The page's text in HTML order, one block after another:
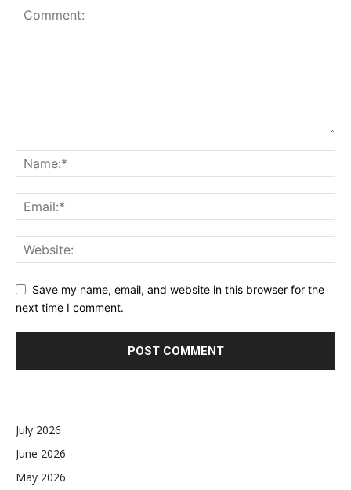
Save my name, email, and website in this browser for the
next time I comment.
July 2026
June 2026
May 2026